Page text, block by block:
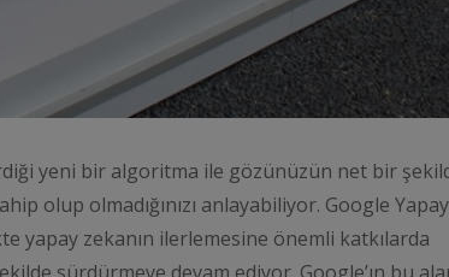
yeni bir algoritma ile gözünüzün net bir
olup olmadığınızı anlayabiliyor. Google Yapay
yapay zekanın ilerlemesine önemli katkılarda